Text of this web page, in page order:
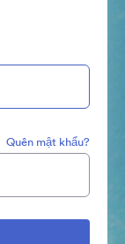
Quên mật khẩu?